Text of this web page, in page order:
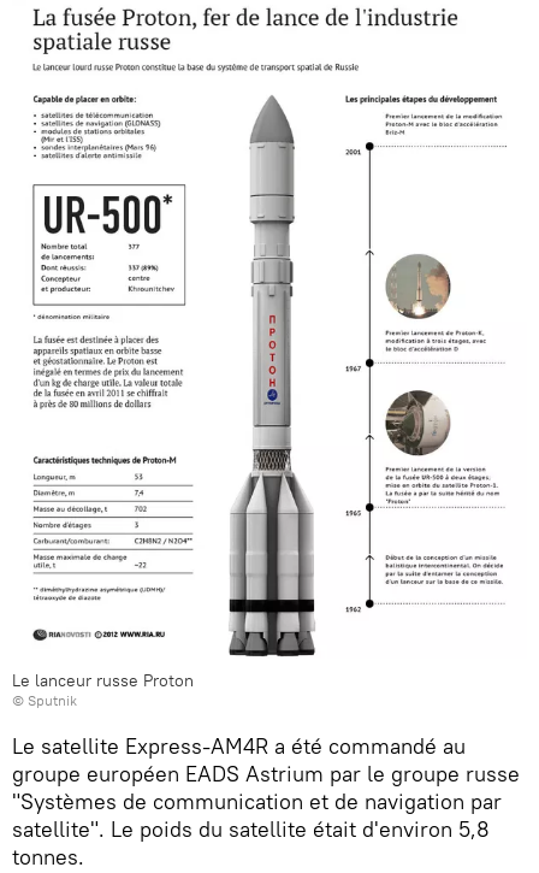
Le lanceur russe Proton
© Sputnik
Le satellite Express-AM4R a été commandé au
groupe européen EADS Astrium par le groupe russe
"Systèmes de communication et de navigation par
satellite". Le poids du satellite était d'environ 5,8
tonnes.